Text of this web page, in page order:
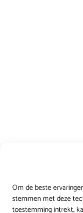
Om de beste
stemmen met deze
toestemming intrekt,